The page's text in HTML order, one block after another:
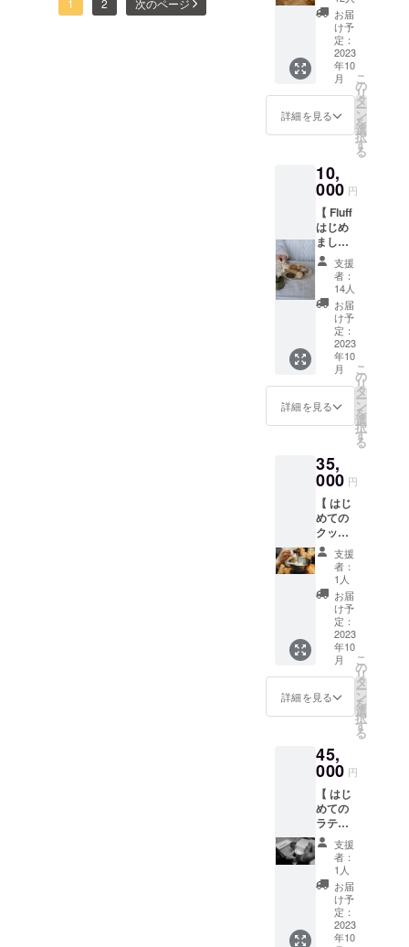
くお待ちくださいませ。い
したが無事に8/13（日）に
1 2 次のページ
てから1
年間で
す。 ※
実際に
お届け
するリ
ターン
とパッ
が異な
る場合
があり
ますの
で、あ
らかじ
めご了
承くだ
さい。
※原材料
及び添
加物等
の食品
表示は
お届け
ラベル
に表記
商品開
封前に
は必ず
お届け
のリ
ターン
に貼付
された
ラベル
や注意
書きを
ご確認
くださ
い。
の際に
おうち
に届い
たチ
ケット
をお持
ちくだ
さい。
オープ
ンして
から1年
間で
す。 ※
写真は
一例
で、実
際の商
品とは
異なる
場合が
ござい
ますこ
とをご
了承く
ださ
やつの
なかか
らラン
ダムに3
種類を
えら
び、 こ
ころを
込めて
梱包
うちに
お届け
いたし
ます。
みなさ
まのお
うちに
笑顔の
花が咲
き誇り
ますよ
うに。
と願い
をこめ
て。 ※
枚数
は、だ
い、7〜
なりま
す。各
種類の
サイズ
感は異
なりま
す。 ※
実際に
お届け
するリ
ターン
とパッ
ケージ
等のデ
ザイン
が異な
る場合
らかじ
めご了
承くだ
さい ※
原材料
及び添
加物等
の食品
表示は
お届け
商品の
ラベル
に表記
お届
け予
定：
2023
年10
月
詳細を見る
こ
の
リ
タ
ー
ン
を
選
択
す
る
10,
000 円
【 Fluff
はじめ
まして
便 】
Fluff人
気おや
つの
クッ
キー6種
類（個
包装の
もの）
のつめ
あわ
せ。お
ひとつ
ころを
込めて
梱包
し、お
うちに
お届け
いたし
ます。
ざくざ
くから
ほろほ
ろ、い
ろんな
食感を
楽しめ
ます。
そのと
選ぶも
よし、
一気に
ぜんぶ
食べ
ちゃう
もよ
し。 宝
探しの
よう
に、お
ひとつ
でもお
気に入
支援
者：
14人
お届
け予
定：
2023
年10
月
詳細を見る
こ
の
リ
タ
ー
ン
を
選
択
す
る
35,
000 円
【 はじ
めての
クッ
キーづ
くり体
「でき
た！」
のよろ
こびを
感じて
もらう
会。 わ
たしが
ベース
の生地
るの
で、
いっ
しょに
形を
作って
いただ
きま
す。
Fluffで
大人気
の「ス
ノー
ボー
支援
者：
1人
お届
け予
定：
2023
年10
月
詳細を見る
こ
の
リ
タ
ー
ン
を
選
択
す
る
45,
000 円
【 はじ
めての
ラテ
アート
体験 】
「でき
た！」
のよろ
こびを
感じて
もらう
支援
者：
1人
お届
け予
定：
2023
年10